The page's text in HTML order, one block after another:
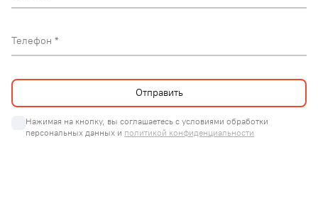
Телефон
Нажимая на кнопку, вы соглашаетесь с условиями обработки
персональных данных и политикой конфиденциальности